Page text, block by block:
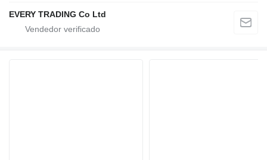
EVERY TRADING Co Ltd